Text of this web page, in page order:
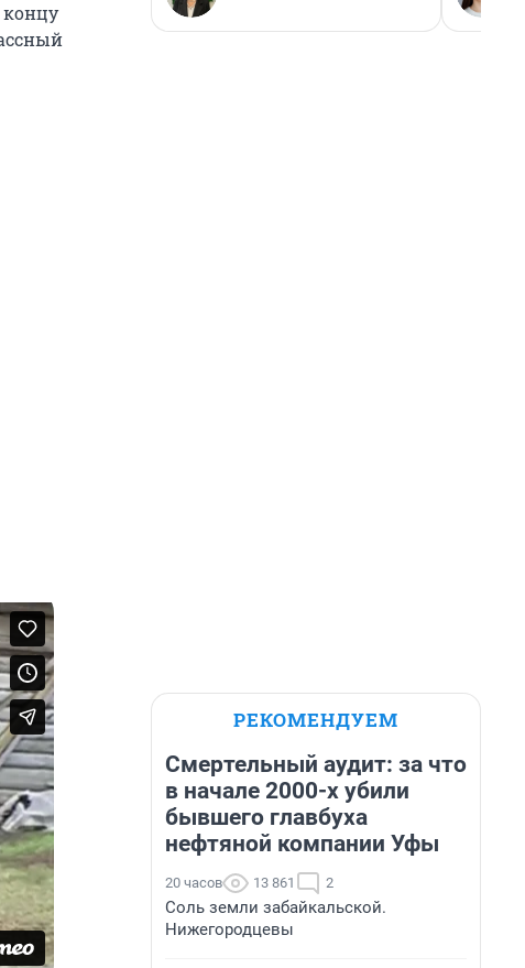
РЕКОМЕНДУЕМ
Смертельный аудит: за что
в начале 2000-х убили
бывшего главбуха
нефтяной компании Уфы
20 часов 13 861 2
Соль земли забайкальской.
Нижегородцевы